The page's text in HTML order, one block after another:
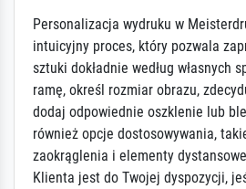
Personalizacja wydruku w
intuicyjny proces, który pozwala
sztuki dokładnie według własnych
ramę, określ rozmiar obrazu,
dodaj odpowiednie oszklenie lub
również opcje dostosowywania,
zaokrąglenia i elementy
Klienta jest do Twojej dyspozycji,